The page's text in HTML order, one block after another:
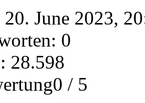
20. June 2023,
0
28.598
/ 5